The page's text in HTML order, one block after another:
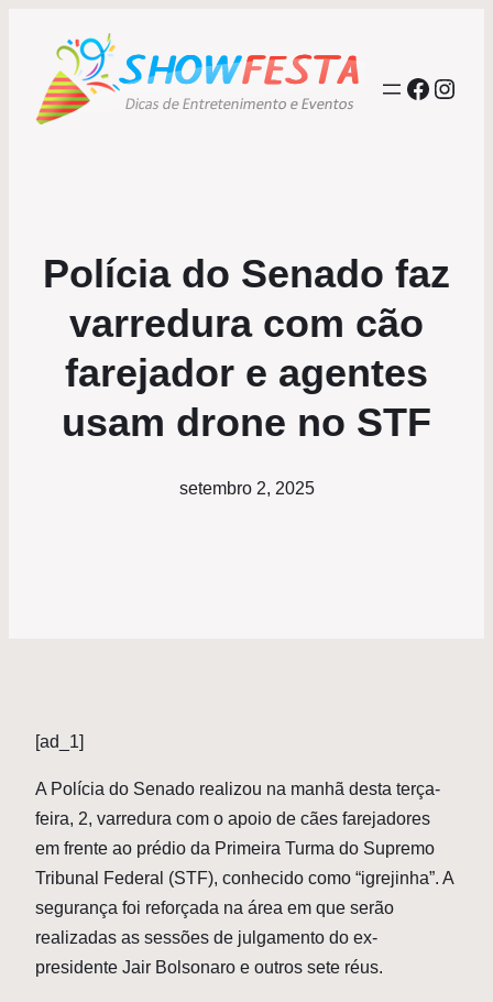
Polícia do Senado faz
varredura com cão
farejador e agentes
usam drone no STF
setembro 2, 2025
[ad_1]
A Polícia do Senado realizou na manhã desta terça-
feira, 2, varredura com o apoio de cães farejadores
em frente ao prédio da Primeira Turma do Supremo
Tribunal Federal (STF), conhecido como “igrejinha”. A
segurança foi reforçada na área em que serão
realizadas as sessões de julgamento do ex-
presidente Jair Bolsonaro e outros sete réus.